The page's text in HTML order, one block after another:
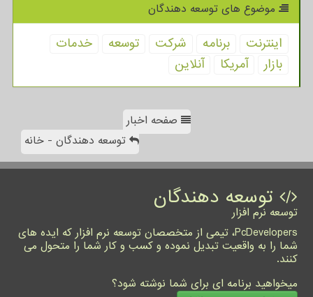
موضوع های توسعه دهندگان
اینترنت برنامه شركت توسعه
خدمات
بازار
آمریكا آنلاین
صفحه اخبار
توسعه دهندگان - خانه
توسعه دهندگان
توسعه نرم افزار
PcDevelopers، تیمی از متخصصان توسعه نرم افزار که ایده های
شما را به واقعیت تبدیل نموده و کسب و کار شما را متحول می
کنند.
میخواهید برنامه ای برای شما نوشته شود؟